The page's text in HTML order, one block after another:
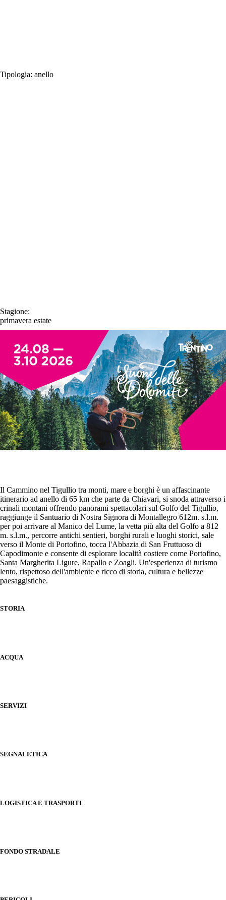
Tipologia: anello
Stagione:
primavera estate
Il Cammino nel Tigullio tra monti, mare e borghi è un affascinante
itinerario ad anello di 65 km che parte da Chiavari, si snoda attraverso i
crinali montani offrendo panorami spettacolari sul Golfo del Tigullio,
raggiunge il Santuario di Nostra Signora di Montallegro 612m. s.l.m.
per poi arrivare al Manico del Lume, la vetta più alta del Golfo a 812
m. s.l.m., percorre antichi sentieri, borghi rurali e luoghi storici, sale
verso il Monte di Portofino, tocca l'Abbazia di San Fruttuoso di
Capodimonte e consente di esplorare località costiere come Portofino,
Santa Margherita Ligure, Rapallo e Zoagli. Un'esperienza di turismo
lento, rispettoso dell'ambiente e ricco di storia, cultura e bellezze
paesaggistiche.
STORIA
ACQUA
SERVIZI
SEGNALETICA
LOGISTICA E TRASPORTI
FONDO STRADALE